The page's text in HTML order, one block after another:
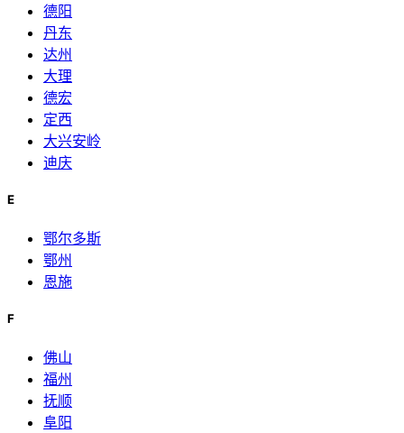
德阳
丹东
达州
大理
德宏
定西
大兴安岭
迪庆
E
鄂尔多斯
鄂州
恩施
F
佛山
福州
抚顺
阜阳